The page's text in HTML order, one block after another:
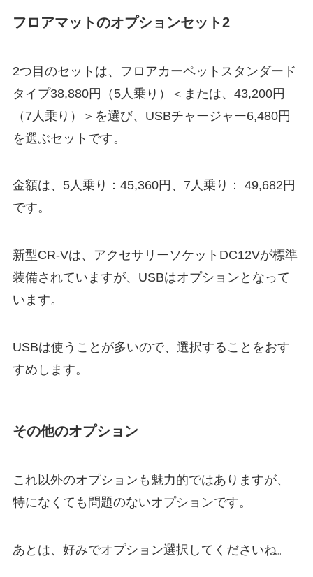
フロアマットのオプションセット2
2つ目のセットは、フロアカーペットスタンダード
タイプ38,880円（5人乗り）＜または、43,200円
（7人乗り）＞を選び、USBチャージャー6,480円
を選ぶセットです。
金額は、5人乗り：45,360円、7人乗り： 49,682円
です。
新型CR-Vは、アクセサリーソケットDC12Vが標準
装備されていますが、USBはオプションとなって
います。
USBは使うことが多いので、選択することをおす
すめします。
その他のオプション
これ以外のオプションも魅力的ではありますが、
特になくても問題のないオプションです。
あとは、好みでオプション選択してくださいね。